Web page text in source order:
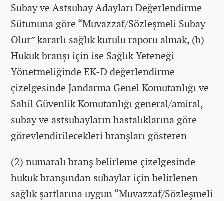
Subay ve Astsubay Adayları Değerlendirme
Sütununa göre “Muvazzaf/Sözleşmeli Subay
Olur” kararlı sağlık kurulu raporu almak, (b)
Hukuk branşı için ise Sağlık Yeteneği
Yönetmeliğinde EK-D değerlendirme
çizelgesinde Jandarma Genel Komutanlığı ve
Sahil Güvenlik Komutanlığı general/amiral,
subay ve astsubayların hastalıklarına göre
görevlendirilecekleri branşları gösteren
(2) numaralı branş belirleme çizelgesinde
hukuk branşından subaylar için belirlenen
sağlık şartlarına uygun “Muvazzaf/Sözleşmeli